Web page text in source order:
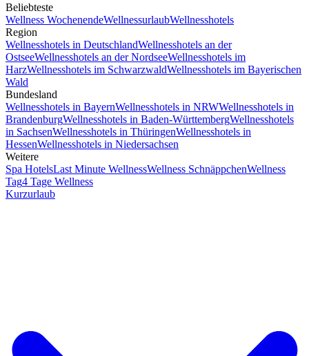
Beliebteste
Wellness WochenendeWellnessurlaubWellnesshotels
Region
Wellnesshotels in DeutschlandWellnesshotels an der
OstseeWellnesshotels an der NordseeWellnesshotels im
HarzWellnesshotels im SchwarzwaldWellnesshotels im Bayerischen
Wald
Bundesland
Wellnesshotels in BayernWellnesshotels in NRWWellnesshotels in
BrandenburgWellnesshotels in Baden-WürttembergWellnesshotels
in SachsenWellnesshotels in ThüringenWellnesshotels in
HessenWellnesshotels in Niedersachsen
Weitere
Spa HotelsLast Minute WellnessWellness SchnäppchenWellness
Tag4 Tage Wellness
Kurzurlaub